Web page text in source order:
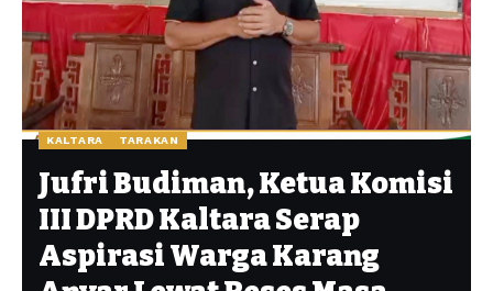
KALTARA TARAKAN
Jufri Budiman, Ketua Komisi
III DPRD Kaltara Serap
Aspirasi Warga Karang